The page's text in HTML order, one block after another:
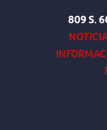
809 S.